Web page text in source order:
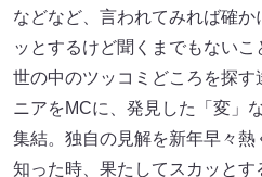
などなど、言われてみれば確
ッとするけど聞くまでもない
世の中のツッコミどころを探す
ニアをMCに、発見した「変」
集結。独自の見解を新年早々
知った時、果たしてスカッと